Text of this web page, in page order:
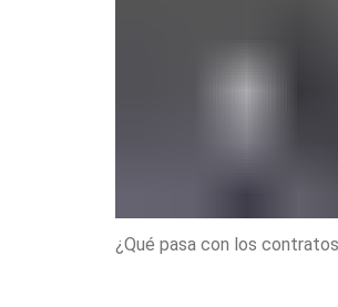
¿Qué pasa con los